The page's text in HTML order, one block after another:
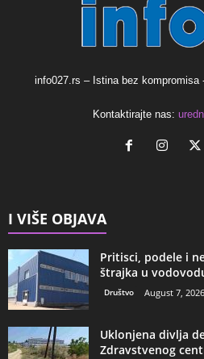
info027.rs – Istina bez kompromisa
Kontaktirajte nas:
I VIŠE OBJAVA
Pritisci, podele i
štrajka u
Društvo August 7, 2026
Uklonjena divlja
Zdravstvenog